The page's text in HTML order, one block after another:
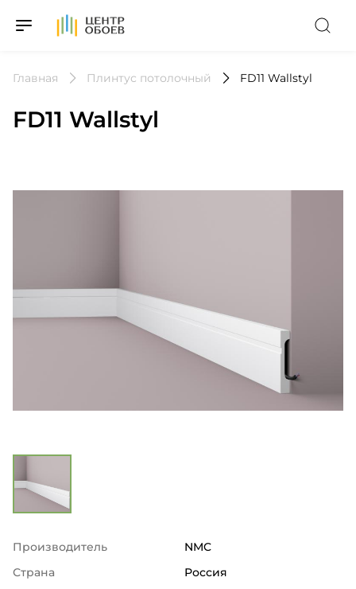
На Главную
Главная Плинтус потолочный FD11 Wallstyl
FD11 Wallstyl
Производитель
NMC
Страна
Россия